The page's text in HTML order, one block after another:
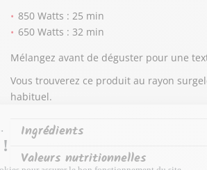
850 Watts : 25 min
650 Watts : 32 min
Mélangez avant de déguster pour une
Vous trouverez ce produit au rayon
habituel.
Ingrédients
Valeurs nutritionnelles